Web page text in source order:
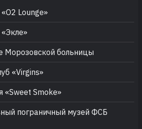
Lounge»
Морозовской больницы
«Virgins»
«Sweet Smoke»
пограничный музей ФСБ